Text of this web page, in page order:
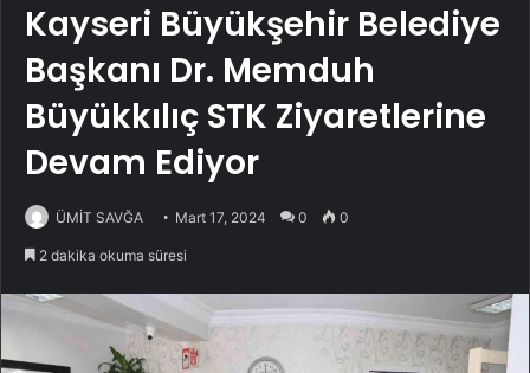
Kayseri Büyükşehir Belediye
Başkanı Dr. Memduh
Büyükkılıç STK Ziyaretlerine
Devam Ediyor
ÜMİT SAVĞA Mart 17, 2024 0 0
2 dakika okuma süresi